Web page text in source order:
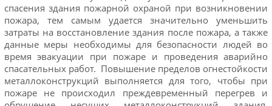
спасения здания пожарной охраной при возникновении
пожара, тем самым удается значительно уменьшить
затраты на восстановление здания после пожара, а также
данные меры необходимы для безопасности людей во
время эвакуации при пожаре и проведения аварийно
спасательных работ. Повышение пределов огнестойкости
металлоконструкций выполняется для того, чтобы при
пожаре не происходил преждевременный перегрев и